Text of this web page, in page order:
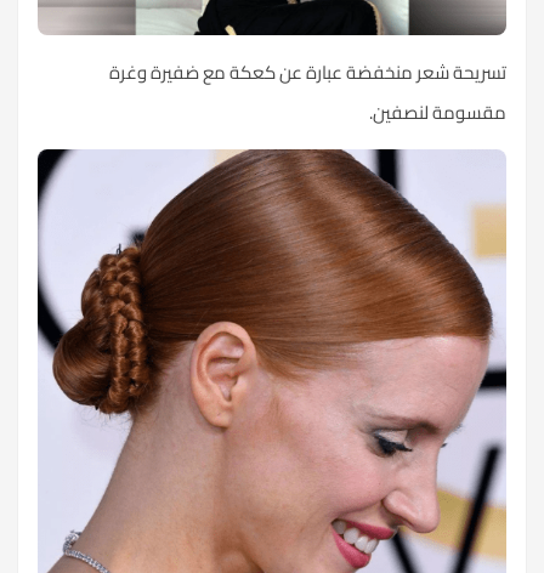
تسريحةشعر منخفضة عبارة عن كعكة مع ضفيرة وغرة
مقسومة لنصفين.